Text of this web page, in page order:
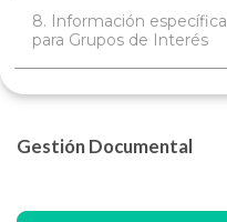
8. Información específica
para Grupos de Interés
Gestión Documental